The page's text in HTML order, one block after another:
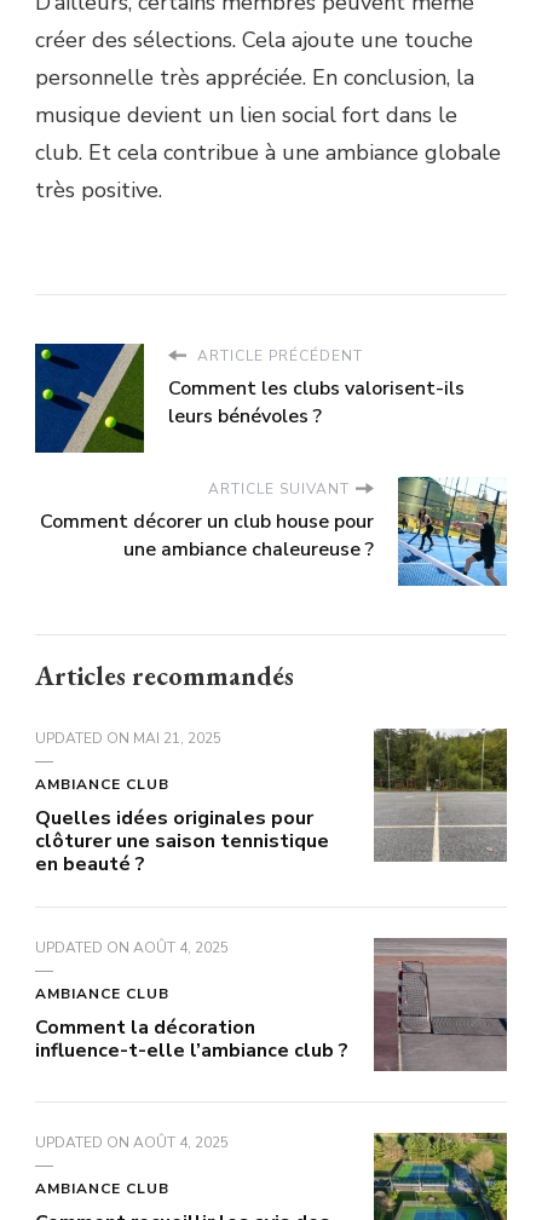
créer des sélections. Cela ajoute une touche
personnelle très appréciée. En conclusion, la
musique devient un lien social fort dans le
club. Et cela contribue à une ambiance globale
très positive.
ARTICLE PRÉCÉDENT
Comment les clubs valorisent-ils
leurs bénévoles ?
ARTICLE SUIVANT
Comment décorer un club house pour
une ambiance chaleureuse ?
Articles recommandés
UPDATED ON MAI 21, 2025
AMBIANCE CLUB
Quelles idées originales pour
clôturer une saison tennistique
en beauté ?
UPDATED ON AOÛT 4, 2025
AMBIANCE CLUB
Comment la décoration
influence-t-elle l’ambiance club ?
UPDATED ON AOÛT 4, 2025
AMBIANCE CLUB